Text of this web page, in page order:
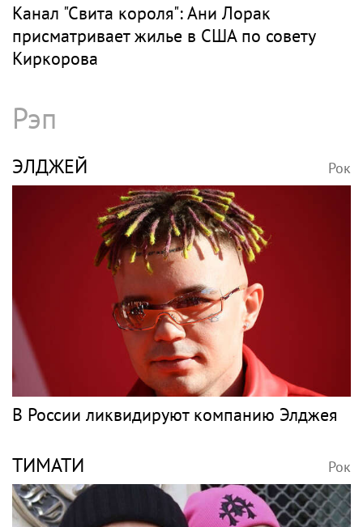
Канал "Свита короля": Ани Лорак
присматривает жилье в США по совету
Киркорова
Рэп
ЭЛДЖЕЙ Рок
В России ликвидируют компанию Элджея
ТИМАТИ Рок